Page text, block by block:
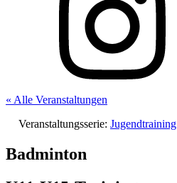
« Alle Veranstaltungen
Veranstaltungsserie: Jugendtraining
Badminton